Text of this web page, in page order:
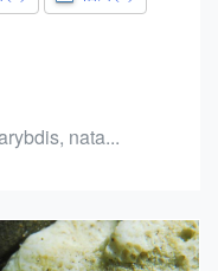
nata...